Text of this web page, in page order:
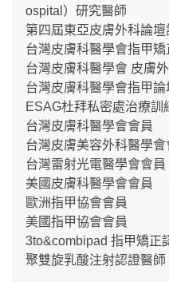
ospital）研究醫師
第四屆東亞皮膚外科論壇
台灣皮膚科醫學會指甲
台灣皮膚科醫學會 皮膚
台灣皮膚科醫學會指甲論
ESAG杜拜私密處治療訓
台灣皮膚科醫學會會員
台灣皮膚美容外科醫學會
台灣雷射光電醫學會會員
美國皮膚科醫學會會員
歐洲指甲協會會員
美國指甲協會會員
3to&combipad 指甲矯正
聚雙旋乳酸注射認證醫師